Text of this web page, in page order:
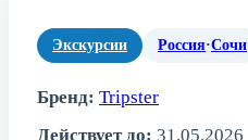
Экскурсии Россия·Сочи
Бренд: Tripster
Действует до: 31.05.2026